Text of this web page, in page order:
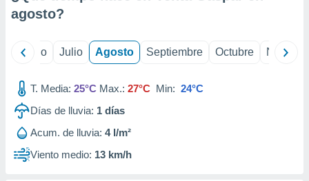
agosto?
Junio Julio Agosto Septiembre Octubre
T. Media: 25°C Max.: 27°C Min: 24°C
Días de lluvia: 1 días
Acum. de lluvia: 4 l/m²
Viento medio: 13 km/h